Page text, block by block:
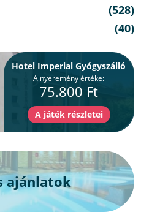
(528)
(40)
Hotel Imperial Gyógyszálló
A nyeremény értéke:
75.800 Ft
ajánlatok